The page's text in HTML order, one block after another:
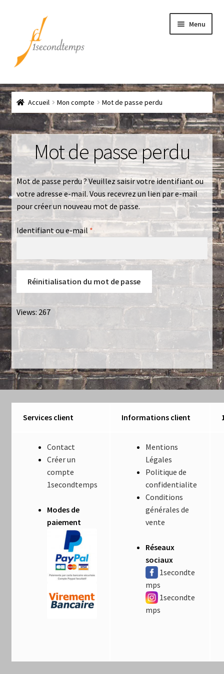
navigation
contenu
Menu
Accueil
Chef
CLICK & COLLECT
Conditions générales de vente
Contact
Couteaux
Créations sur commande
D’autres créations
Fourchette
Grands luminaires
Huître
La philosophie
Lampe à poser
Luminaires
Mentions Légales
Mon compte
Nautilus – Tome 1 – Les Machines Fondatrices
Nautilus – Tome 2 – Les Artefacts Retrouvés
Accueil Mon compte Mot de passe perdu
Mot de passe perdu
Mot de passe perdu ? Veuillez saisir votre identifiant ou
votre adresse e-mail. Vous recevrez un lien par e-mail
pour créer un nouveau mot de passe.
Identifiant ou e-mail *Obligatoire
Réinitialisation du mot de passe
Views: 267
Services client Informations client
Contact
Créer un
compte
1secondtemps
Modes de
paiement
Mentions
Légales
Politique de
confidentialite
Conditions
générales de
vente
Réseaux
sociaux
1secondte
mps
1secondte
mps